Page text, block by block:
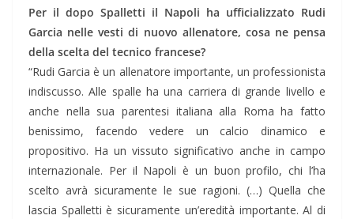
Per il dopo Spalletti il Napoli ha ufficializzato Rudi
Garcia nelle vesti di nuovo allenatore, cosa ne pensa
della scelta del tecnico francese?
“Rudi Garcia è un allenatore importante, un professionista
indiscusso. Alle spalle ha una carriera di grande livello e
anche nella sua parentesi italiana alla Roma ha fatto
benissimo, facendo vedere un calcio dinamico e
propositivo. Ha un vissuto significativo anche in campo
internazionale. Per il Napoli è un buon profilo, chi l’ha
scelto avrà sicuramente le sue ragioni. (…) Quella che
lascia Spalletti è sicuramente un’eredità importante. Al di